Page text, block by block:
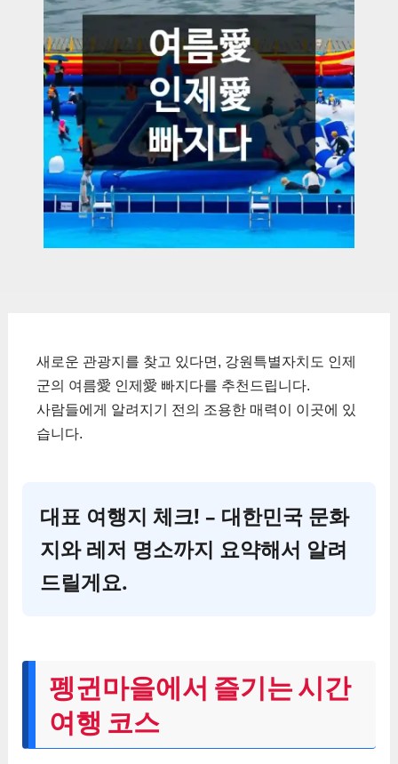
새로운 관광지를 찾고 있다면, 강원특별자치도 인제
군의 여름愛 인제愛 빠지다를 추천드립니다.
사람들에게 알려지기 전의 조용한 매력이 이곳에 있
습니다.
대표 여행지 체크! – 대한민국 문화
지와 레저 명소까지 요약해서 알려
드릴게요.
펭귄마을에서 즐기는 시간
여행 코스